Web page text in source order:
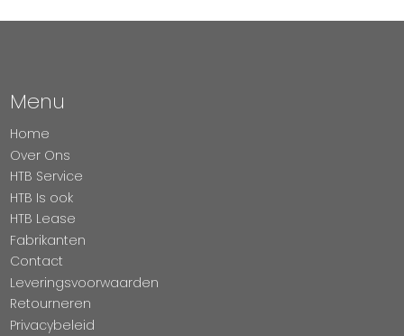
Menu
Home
Over Ons
HTB Service
HTB Is ook
HTB Lease
Fabrikanten
Contact
Leveringsvoorwaarden
Retourneren
Privacybeleid